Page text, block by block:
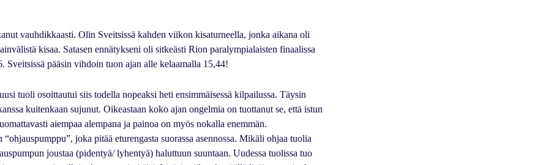
vauhdikkaasti. Olin Sveitsissä kahden viikon kisaturneella, jonka aikana oli
kisaa. Satasen ennätykseni oli sitkeästi Rion paralympialaisten finaalissa
Sveitsissä pääsin vihdoin tuon ajan alle kelaamalla 15,44!
tuoli osoittautui siis todella nopeaksi heti ensimmäisessä kilpailussa. Täysin
kuitenkaan sujunut. Oikeastaan koko ajan ongelmia on tuottanut se, että istun
aiempaa alempana ja painoa on myös nokalla enemmän.
“ohjauspumppu”, joka pitää eturengasta suorassa asennossa. Mikäli ohjaa tuolia
joustaa (pidentyä/ lyhentyä) haluttuun suuntaan. Uudessa tuolissa tuo